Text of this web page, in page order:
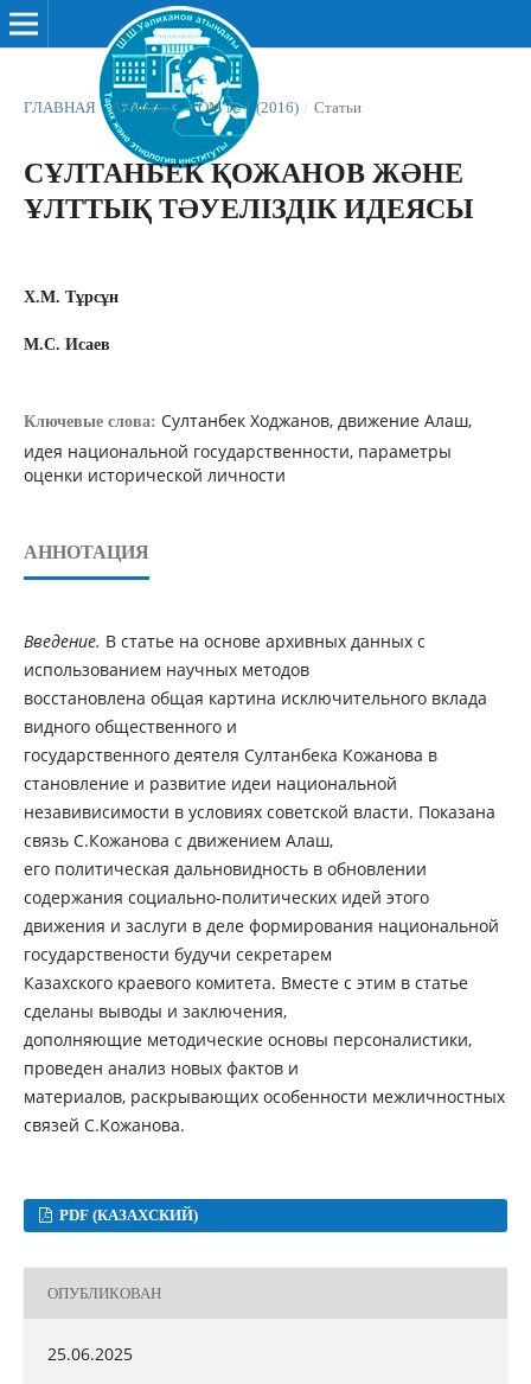
ГЛАВНАЯ / АРХИВЫ / ТОМ № 1 (2016) / Статьи
СҰЛТАНБЕК ҚОЖАНОВ ЖƏНЕ
ҰЛТТЫҚ ТƏУЕЛІЗДІК ИДЕЯСЫ
Х.М. Тұрсұн
М.С. Исаев
Ключевые слова: Султанбек Ходжанов, движение Алаш,
идея национальной государственности, параметры
оценки исторической личности
АННОТАЦИЯ
Введение. В статье на основе архивных данных с
использованием научных методов
восстановлена общая картина исключительного вклада
видного общественного и
государственного деятеля Султанбека Кожанова в
становление и развитие идеи национальной
незавивисимости в условиях советской власти. Показана
связь С.Кожанова с движением Алаш,
его политическая дальновидность в обновлении
содержания социально-политических идей этого
движения и заслуги в деле формирования национальной
государствености будучи секретарем
Казахского краевого комитета. Вместе с этим в статье
сделаны выводы и заключения,
дополняющие методические основы персоналистики,
проведен анализ новых фактов и
материалов, раскрывающих особенности межличностных
связей С.Кожанова.
PDF (КАЗАХСКИЙ)
ОПУБЛИКОВАН
25.06.2025